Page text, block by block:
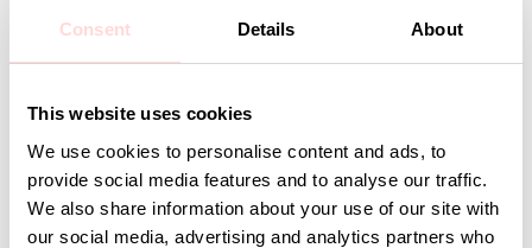
Consent Details About
This website uses cookies
We use cookies to personalise content and ads, to
provide social media features and to analyse our traffic.
We also share information about your use of our site with
our social media, advertising and analytics partners who
Andra omtyckta produkter